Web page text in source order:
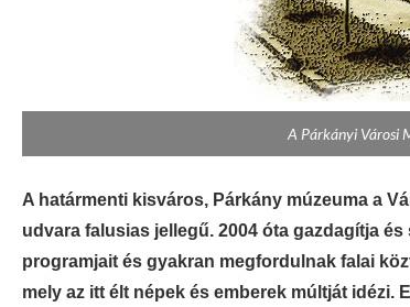
A Párkányi Városi
A határmenti kisváros, Párkány múzeuma a
udvara falusias jellegű. 2004 óta gazdagítja
programjait és gyakran megfordulnak falai
mely az itt élt népek és emberek múltját idézi.